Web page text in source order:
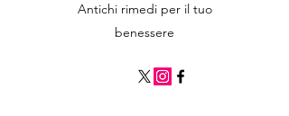
Antichi rimedi per il tuo
benessere